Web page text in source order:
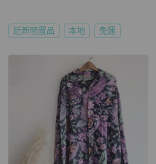
近新閒置品 本地 免運